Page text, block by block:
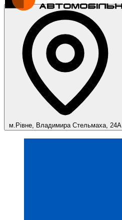
м.Рівне, Владимира Стельмаха, 24А